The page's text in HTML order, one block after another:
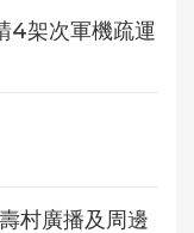
4架次軍機疏運
村廣播及周邊